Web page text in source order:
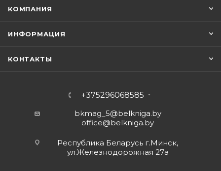
КОМПАНИЯ
ИНФОРМАЦИЯ
КОНТАКТЫ
+375296068585
bkmag_5@belkniga.by
office@belkniga.by
Республика Беларусь г.Минск,
ул.Железнодорожная 27а